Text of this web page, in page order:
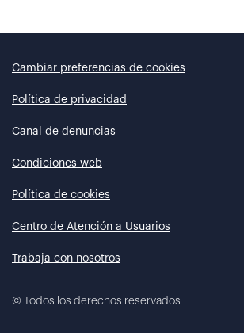
Cambiar preferencias de cookies
Política de privacidad
Canal de denuncias
Condiciones web
Política de cookies
Centro de Atención a Usuarios
Trabaja con nosotros
© Todos los derechos reservados